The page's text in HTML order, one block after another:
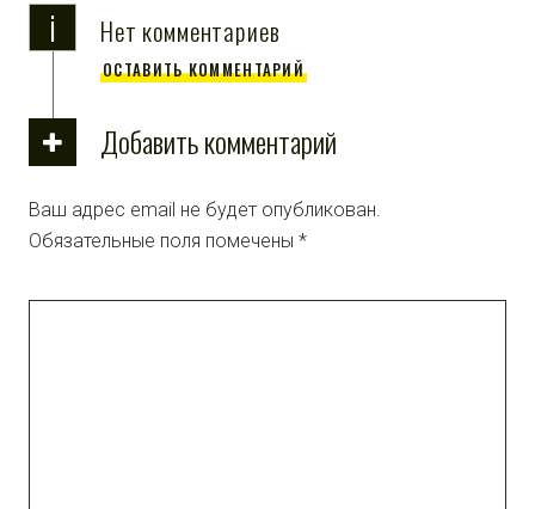
i Нет комментариев
ОСТАВИТЬ КОММЕНТАРИЙ
Добавить комментарий
Ваш адрес email не будет опубликован.
Обязательные поля помечены *